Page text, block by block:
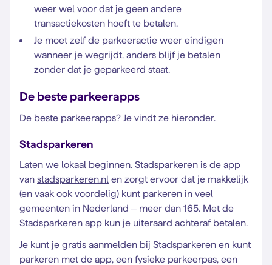
weer wel voor dat je geen andere
transactiekosten hoeft te betalen.
Je moet zelf de parkeeractie weer eindigen
wanneer je wegrijdt, anders blijf je betalen
zonder dat je geparkeerd staat.
De beste parkeerapps
De beste parkeerapps? Je vindt ze hieronder.
Stadsparkeren
Laten we lokaal beginnen. Stadsparkeren is de app
van stadsparkeren.nl en zorgt ervoor dat je makkelijk
(en vaak ook voordelig) kunt parkeren in veel
gemeenten in Nederland – meer dan 165. Met de
Stadsparkeren app kun je uiteraard achteraf betalen.
Je kunt je gratis aanmelden bij Stadsparkeren en kunt
parkeren met de app, een fysieke parkeerpas, een